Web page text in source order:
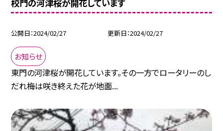
校門の河津桜が開花しています
公開日 2024/02/27 更新日 2024/02/27
お知らせ
東門の河津桜が開花しています。その一方でロータリーのし
だれ梅は咲き終えた花が地面...